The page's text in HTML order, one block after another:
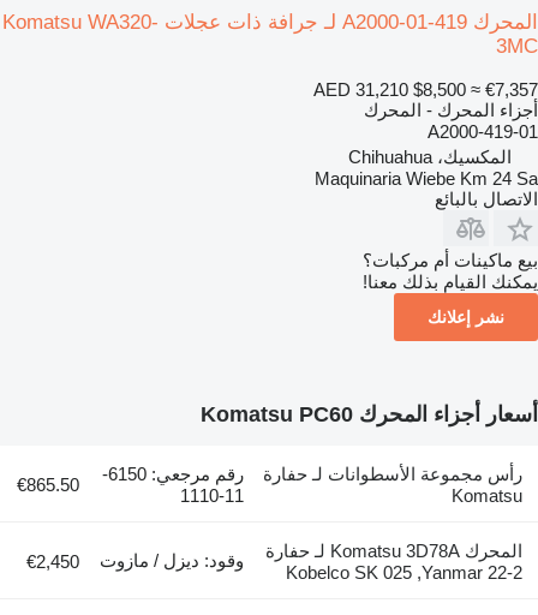
المحرك 419-01-A2000 لـ جرافة ذات عجلات Komatsu WA320-
3MC
AED 31,210 $8,500 ≈ €7,357
أجزاء المحرك - المحرك
419-01-A2000
المكسيك، Chihuahua
Maquinaria Wiebe Km 24 Sa
الاتصال بالبائع
بيع ماكينات أم مركبات؟
يمكنك القيام بذلك معنا!
نشر إعلانك
أسعار أجزاء المحرك Komatsu PC60
رأس مجموعة الأسطوانات لـ حفارة
Komatsu
رقم مرجعي: 6150-
11-1110
€865.50
المحرك Komatsu 3D78A لـ حفارة
Kobelco SK 025 ,Yanmar 22-2
وقود: ديزل / مازوت €2,450